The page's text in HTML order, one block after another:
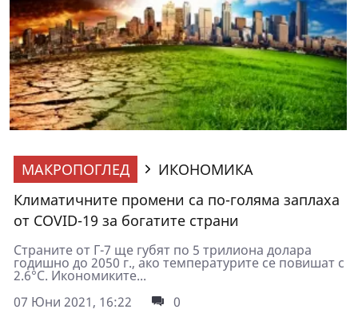
МАКРОПОГЛЕД
ИКОНОМИКА
Климатичните промени са по-голяма заплаха
от COVID-19 за богатите страни
Страните от Г-7 ще губят по 5 трилиона долара
годишно до 2050 г., ако температурите се повишат с
2.6°C. Икономиките...
07 Юни 2021, 16:22
0